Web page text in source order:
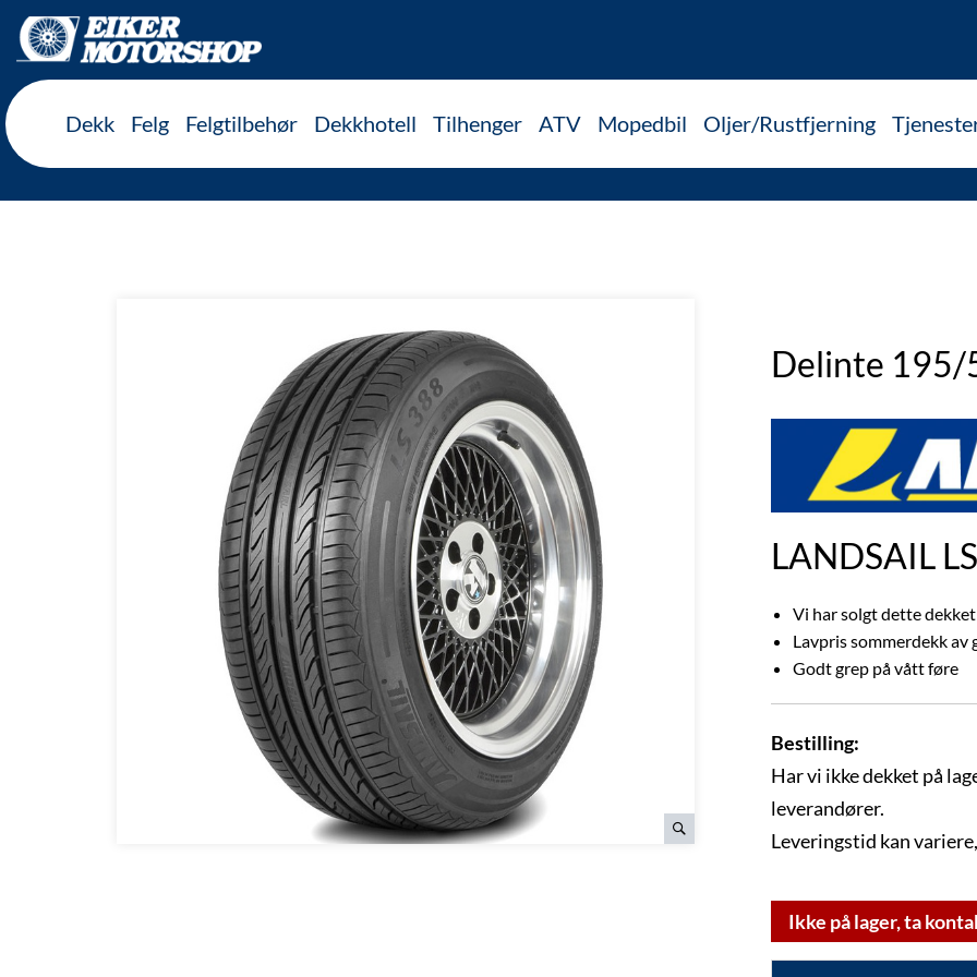
Dekk Felg Felgtilbehør Dekkhotell Tilhenger ATV Mopedbil Oljer/Rustfjerning
Delinte 195/
LANDSAIL
Vi har solgt dette
Lavpris sommerdekk av
Godt grep på vått føre
Bestilling:
Har vi ikke dekket på
leverandører.
Leveringstid kan
Ikke på lager, ta
Inkl. mva